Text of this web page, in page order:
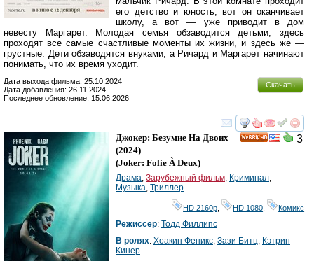
его детство и юность, вот он оканчивает
школу, а вот — уже приводит в дом
невесту Маргарет. Молодая семья обзаводится детьми, здесь
проходят все самые счастливые моменты их жизни, и здесь же —
грустные. Дети обзаводятся внуками, а Ричард и Маргарет начинают
понимать, что их время уходит.
Скачать
Дата выхода фильма: 25.10.2024
Дата добавления: 26.11.2024
Последнее обновление: 15.06.2026
смотреть
3
Джокер: Безумие На Двоих
(2024)
(Joker: Folie À Deux)
Драма Зарубежный фильм Криминал
Музыка Триллер
HD 2160р HD 1080 Комикс
Режиссер: Тодд Филлипс
В ролях: Хоакин Феникс Зази Битц Кэтрин
Кинер